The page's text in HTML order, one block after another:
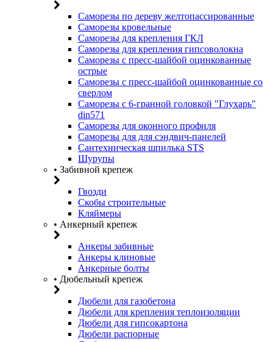
Саморезы по дереву желтопассированные
Саморезы кровельные
Саморезы для крепления ГКЛ
Саморезы для крепления гипсоволокна
Саморезы с пресс-шайбой оцинкованные
острые
Саморезы с пресс-шайбой оцинкованные со
сверлом
Саморезы с 6-гранной головкой "Глухарь"
din571
Саморезы для оконного профиля
Саморезы для для сэндвич-панелей
Сантехническая шпилька STS
Шурупы
• Забивной крепеж
Гвозди
Скобы строительные
Кляймеры
• Анкерный крепеж
Анкеры забивные
Анкеры клиновые
Анкерные болты
• Дюбельный крепеж
Дюбели для газобетона
Дюбели для крепления теплоизоляции
Дюбели для гипсокартона
Дюбели распорные